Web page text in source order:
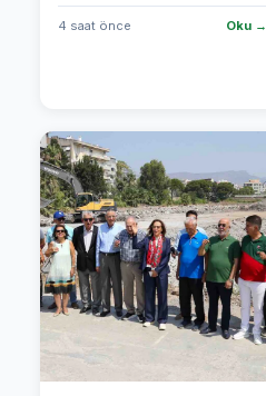
4 saat önce Oku →